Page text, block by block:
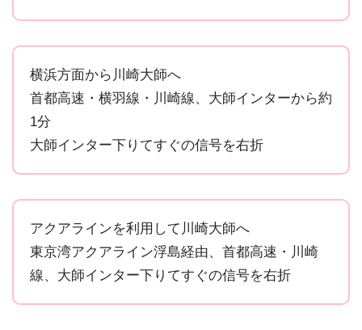
横浜方面から川崎大師へ
首都高速・横羽線・川崎線、大師インターから約
1分
大師インター下りてすぐの信号を右折
アクアラインを利用して川崎大師へ
東京湾アクアライン浮島経由、首都高速・川崎
線、大師インター下りてすぐの信号を右折